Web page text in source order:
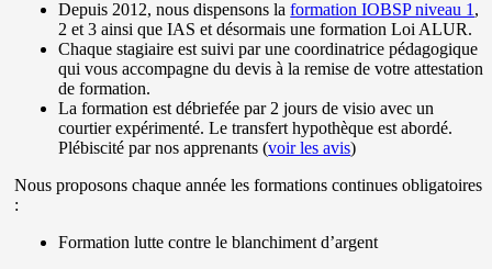
Depuis 2012, nous dispensons laformation IOBSP niveau 1 ,
2 et 3 ainsi que IAS et désormais une formation Loi ALUR.
Chaque stagiaire est suivi par une coordinatrice pédagogique
qui vous accompagne du devis à la remise de votre attestation
de formation.
La formation est débriefée par 2 jours de visio avec un
courtier expérimenté. Le transfert hypothèque est abordé.
Plébiscité par nos apprenants (voir les avis)
Nous proposons chaque année les formations continues obligatoires
:
Formation lutte contre le blanchiment d’argent